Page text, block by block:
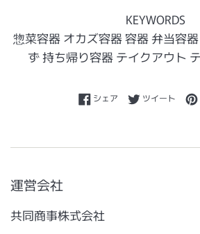
KEYWORDS
惣菜容器 オカズ容器 容器 弁当容
ず 持ち帰り容器 テイクアウト
シェアFacebookでシェアす
ツイートTwitter
運営会社
共同商事株式会社